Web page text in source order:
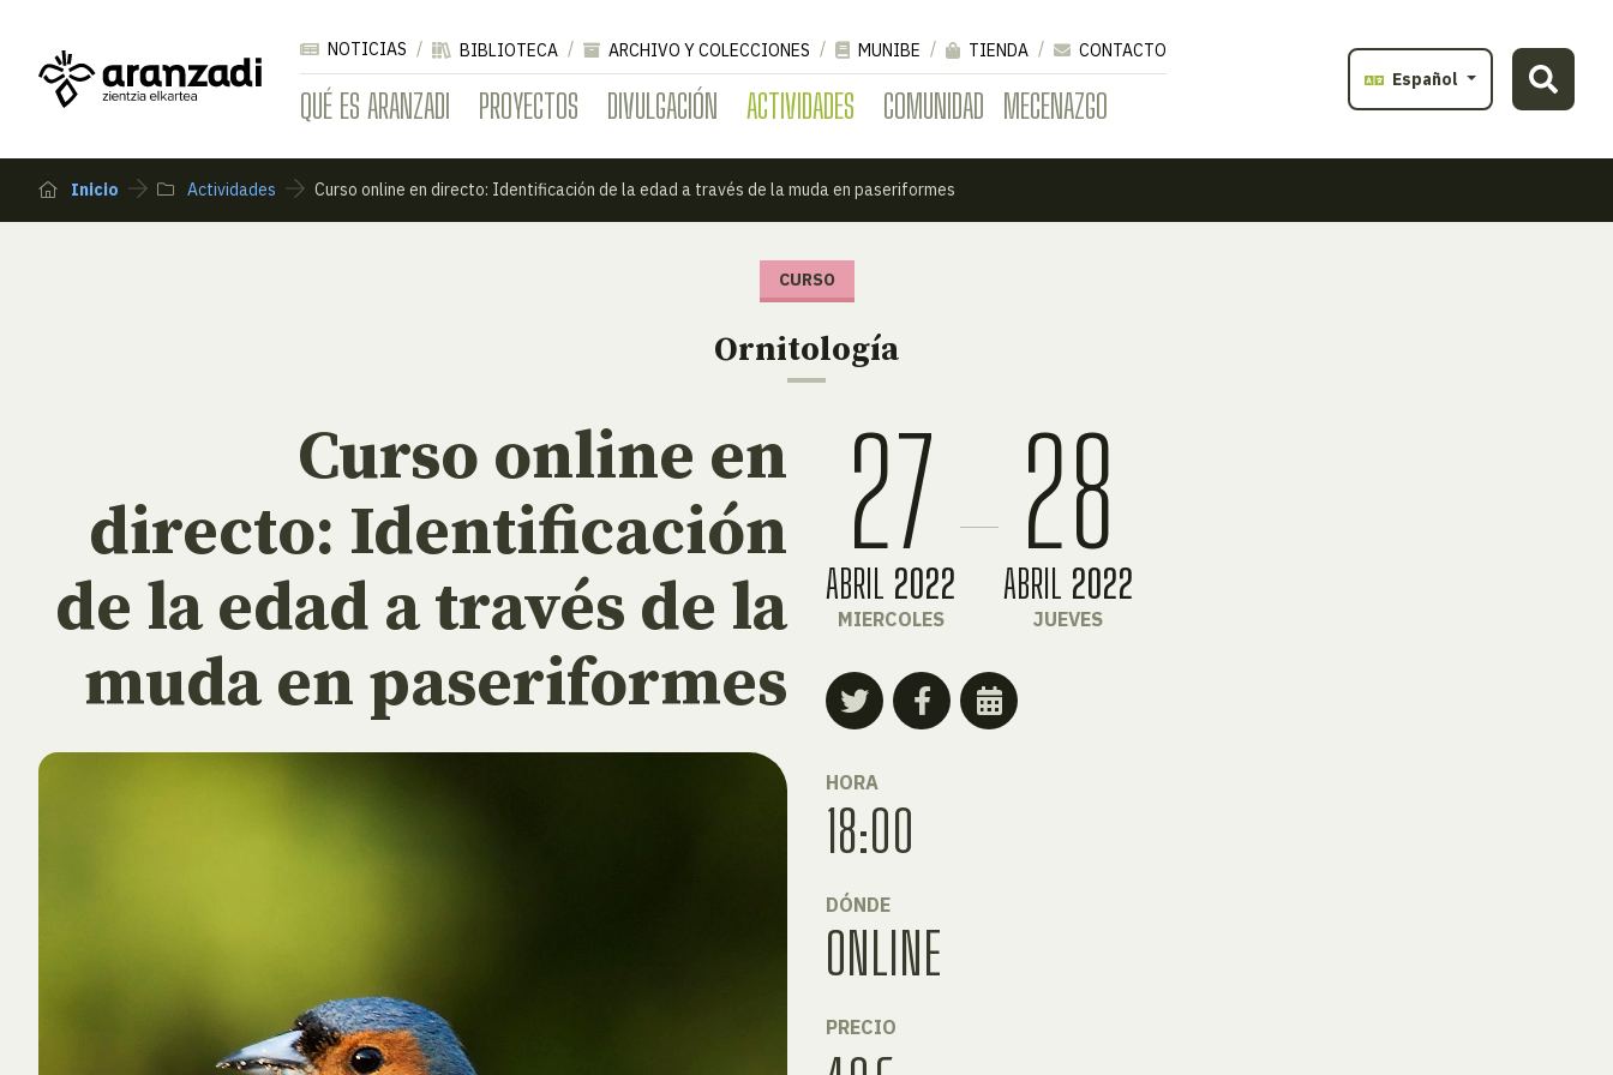
QUÉ ES ARANZADI PROYECTOS DIVULGACIÓN ACTIVIDADES COMUNIDAD MECENAZGO
NOTICIAS BIBLIOTECA ARCHIVO Y COLECCIONES MUNIBE TIENDA
CONTACTO
Español
Inicio Actividades Curso online en directo: Identificación de la edad a través de la muda en paseriformes
CURSO
Ornitología
Curso online en
directo: Identificación
de la edad a través de la
muda en paseriformes
27
ABRIL 2022
MIERCOLES
28
ABRIL 2022
JUEVES
HORA
18:00
DÓNDE
ONLINE
PRECIO